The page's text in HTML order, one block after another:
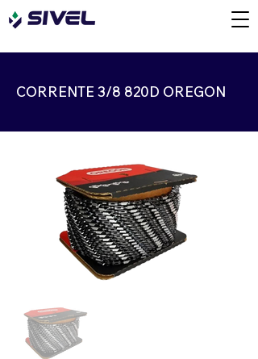
CORRENTE 3/8 820D OREGON